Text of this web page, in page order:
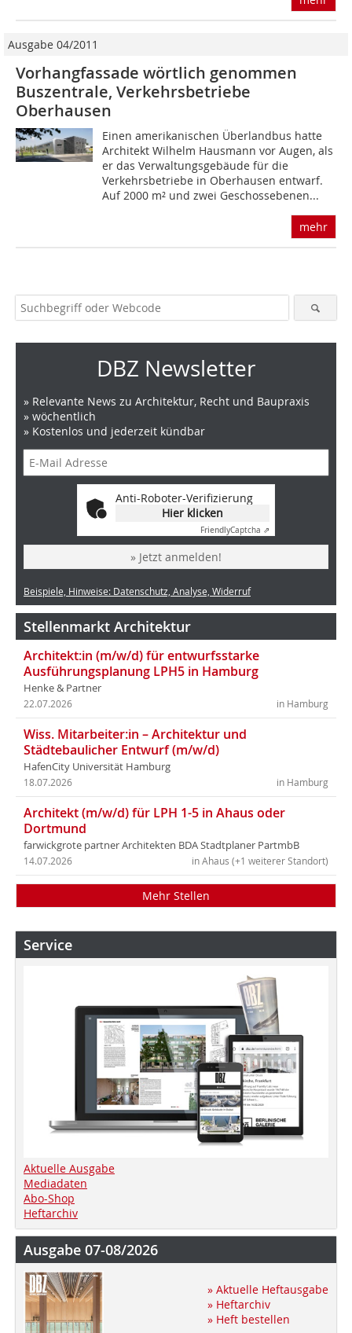
Ausgabe 04/2011
Vorhangfassade wörtlich genommen
Buszentrale, Verkehrsbetriebe
Oberhausen
Einen amerikanischen Überlandbus hatte
Architekt Wilhelm Hausmann vor Augen, als
er das Verwaltungsgebäude für die
Verkehrsbetriebe in Oberhausen entwarf.
Auf 2000 m² und zwei Geschossebenen...
mehr
DBZ Newsletter
» Relevante News zu Architektur, Recht und Baupraxis
» wöchentlich
» Kostenlos und jederzeit kündbar
Anti-Roboter-Verifizierung
Hier klicken
FriendlyCaptcha ⇗
» Jetzt anmelden!
Beispiele, Hinweise: Datenschutz, Analyse, Widerruf
Stellenmarkt Architektur
Architekt:in (m/w/d) für entwurfsstarke
Ausführungsplanung LPH5 in Hamburg
Henke & Partner
in Hamburg
22.07.2026
Wiss. Mitarbeiter:in – Architektur und
Städtebaulicher Entwurf (m/w/d)
HafenCity Universität Hamburg
in Hamburg
18.07.2026
Architekt (m/w/d) für LPH 1-5 in Ahaus oder
Dortmund
farwickgrote partner Architekten BDA Stadtplaner PartmbB
in Ahaus (+1 weiterer Standort)
14.07.2026
Mehr Stellen
Service
Aktuelle Ausgabe
Mediadaten
Abo-Shop
Heftarchiv
Ausgabe 07-08/2026
» Aktuelle Heftausgabe
» Heftarchiv
» Heft bestellen